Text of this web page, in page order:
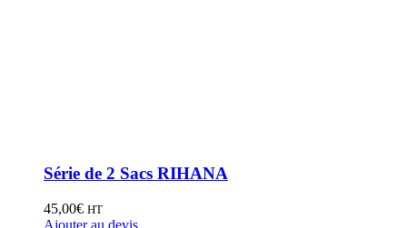
Série de 2 Sacs RIHANA
45,00€ HT
Ajouter au devis